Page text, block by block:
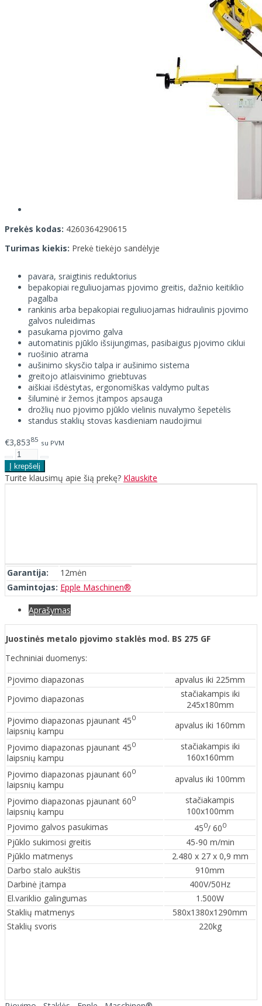
Prekės kodas: 4260364290615
Turimas kiekis: Prekė tiekėjo sandėlyje
pavara, sraigtinis reduktorius
bepakopiai reguliuojamas pjovimo greitis, dažnio keitiklio
pagalba
rankinis arba bepakopiai reguliuojamas hidraulinis pjovimo
galvos nuleidimas
pasukama pjovimo galva
automatinis pjūklo išsijungimas, pasibaigus pjovimo ciklui
ruošinio atrama
aušinimo skysčio talpa ir aušinimo sistema
greitojo atlaisvinimo griebtuvas
aiškiai išdėstytas, ergonomiškas valdymo pultas
šiluminė ir žemos įtampos apsauga
drožlių nuo pjovimo pjūklo vielinis nuvalymo šepetėlis
standus staklių stovas kasdieniam naudojimui
€3,85385 su PVM
Turite klausimų apie šią prekę? Klauskite
Garantija:
12mėn
Gamintojas: Epple Maschinen®
Aprašymas
Juostinės metalo pjovimo staklės mod. BS 275 GF
Techniniai duomenys:
Pjovimo diapazonas
apvalus iki 225mm
Pjovimo diapazonas
stačiakampis iki
245x180mm
Pjovimo diapazonas pjaunant 450
laipsnių kampu
apvalus iki 160mm
Pjovimo diapazonas pjaunant 450
laipsnių kampu
stačiakampis iki
160x160mm
Pjovimo diapazonas pjaunant 600
laipsnių kampu
apvalus iki 100mm
Pjovimo diapazonas pjaunant 600
laipsnių kampu
stačiakampis
100x100mm
Pjovimo galvos pasukimas
450/ 600
Pjūklo sukimosi greitis
45-90 m/min
Pjūklo matmenys
2.480 x 27 x 0,9 mm
Darbo stalo aukštis
910mm
Darbinė įtampa
400V/50Hz
El.variklio galingumas
1.500W
Staklių matmenys
580x1380x1290mm
Staklių svoris
220kg